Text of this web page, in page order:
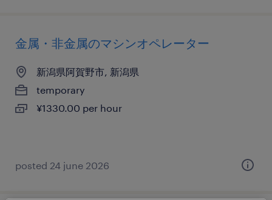
金属・非金属のマシンオペレーター
新潟県阿賀野市, 新潟県
temporary
¥1330.00 per hour
posted 24 june 2026